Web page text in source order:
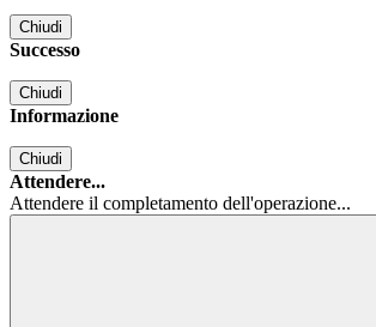
Chiudi
Successo
Chiudi
Informazione
Chiudi
Attendere...
Attendere il completamento dell'operazione...